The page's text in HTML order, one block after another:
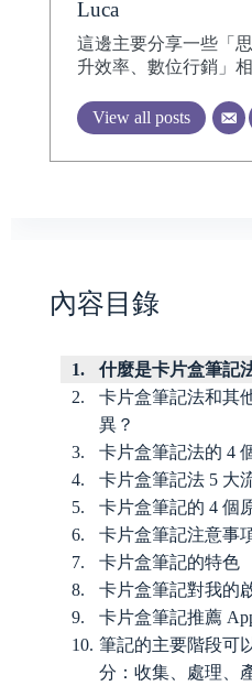
Luca
這邊主要分享一些「
升效率、數位行銷」
View all posts
內容目錄
什麼是卡片盒筆記
卡片盒筆記法和其
異？
卡片盒筆記法的 4
卡片盒筆記法 5 大
卡片盒筆記的 4 個
卡片盒筆記注意事
卡片盒筆記的特色
卡片盒筆記對我的
卡片盒筆記推薦
筆記的主要階段可
分：收集、處理、